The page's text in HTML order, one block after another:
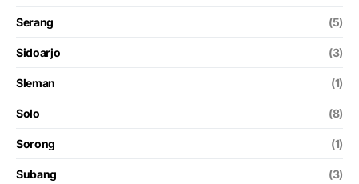
Serang (5)
Sidoarjo (3)
Sleman (1)
Solo (8)
Sorong (1)
Subang (3)